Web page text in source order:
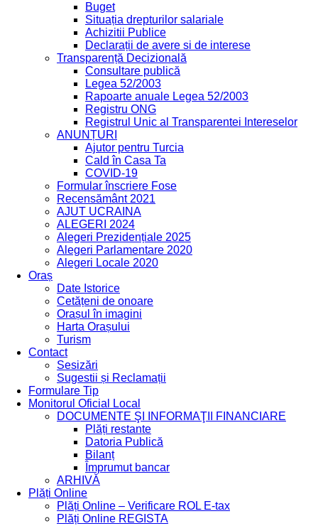
Buget
Situația drepturilor salariale
Achizitii Publice
Declarații de avere si de interese
Transparență Decizională
Consultare publică
Legea 52/2003
Rapoarte anuale Legea 52/2003
Registru ONG
Registrul Unic al Transparentei Intereselor
ANUNȚURI
Ajutor pentru Turcia
Cald în Casa Ta
COVID-19
Formular înscriere Fose
Recensământ 2021
AJUT UCRAINA
ALEGERI 2024
Alegeri Prezidențiale 2025
Alegeri Parlamentare 2020
Alegeri Locale 2020
Oraș
Date Istorice
Cetățeni de onoare
Orașul în imagini
Harta Orașului
Turism
Contact
Sesizări
Sugestii și Reclamații
Formulare Tip
Monitorul Oficial Local
DOCUMENTE ŞI INFORMAŢII FINANCIARE
Plăți restante
Datoria Publică
Bilanț
Împrumut bancar
ARHIVĂ
Plăți Online
Plăți Online – Verificare ROL E-tax
Plăți Online REGISTA